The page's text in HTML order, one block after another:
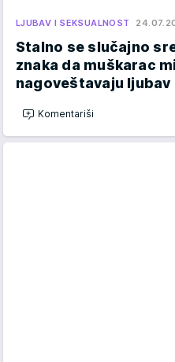
LJUBAV I SEKSUALNOST
Stalno se slučajno
znaka da muškarac
nagoveštavaju ljubav
Komentariši